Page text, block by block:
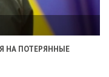
НА ПОТЕРЯННЫЕ